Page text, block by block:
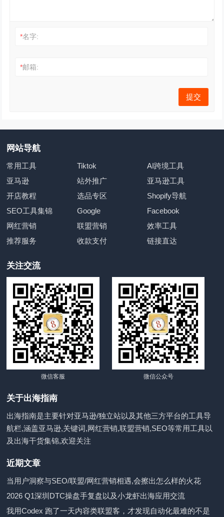
*名字:
*邮箱:
网站导航
常用工具 Tiktok
AI跨境工具
亚马逊
站外推广
亚马逊工具
开店教程
选品专区
Shopify导航
SEO工具集锦
Google
Facebook
网红营销
联盟营销
效率工具
推荐服务
收款支付 链接直达
关注交流
微信客服 微信公众号
关于出海指南
出海指南是主要针对亚马逊/独立站以及其他三方平台的工具导
航栏,涵盖亚马逊,关键词,网红营销,联盟营销,SEO等常用工具以
及出海干货集锦,欢迎关注
近期文章
当用户洞察与SEO/联盟/网红营销相遇,会擦出怎么样的火花
2026 Q1深圳DTC操盘手复盘以及小龙虾出海应用交流
我用Codex 跑了一天内容类联盟客，才发现自动化最难的不是